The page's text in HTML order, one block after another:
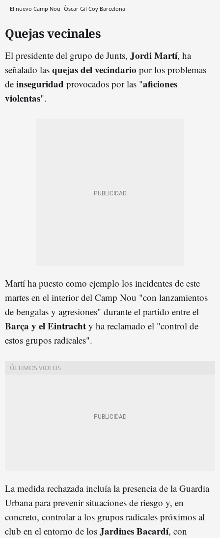
El nuevo Camp Nou Òscar Gil Coy Barcelona
Quejas vecinales
El presidente del grupo de Junts, Jordi Martí, ha
señalado las quejas del vecindario por los problemas
de inseguridad provocados por las "aficiones
violentas".
Martí ha puesto como ejemplo los incidentes de este
martes en el interior del Camp Nou "con lanzamientos
de bengalas y agresiones" durante el partido entre el
Barça y el Eintracht y ha reclamado el "control de
estos grupos radicales".
La medida rechazada incluía la presencia de la Guardia
Urbana para prevenir situaciones de riesgo y, en
concreto, controlar a los grupos radicales próximos al
club en el entorno de los Jardines Bacardí, con